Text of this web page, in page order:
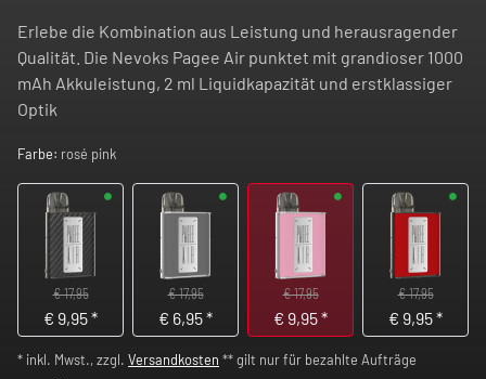
Erlebe die Kombination aus Leistung und herausragender
Qualität. Die Nevoks Pagee Air punktet mit grandioser 1000
mAh Akkuleistung, 2 ml Liquidkapazität und erstklassiger
Optik
Farbe: rosé pink
€ 17,95
€ 9,95*
€ 17,95
€ 6,95*
€ 17,95
€ 9,95*
€ 17,95
€ 9,95*
* inkl. Mwst., zzgl. Versandkosten ** gilt nur für bezahlte Aufträge